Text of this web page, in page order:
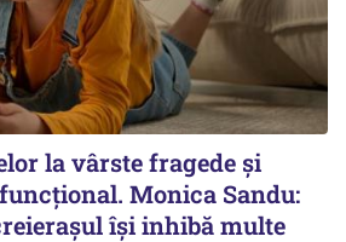
la vârste fragede și
Monica Sandu:
își inhibă multe